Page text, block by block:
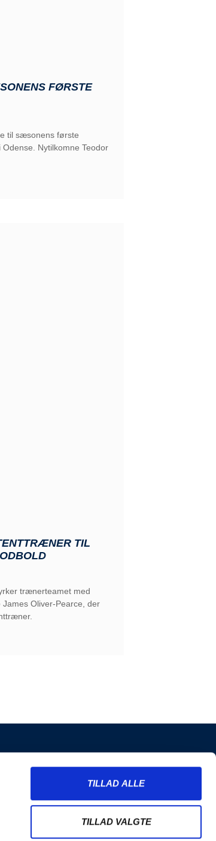
TILLAD ALLE
TILLAD VALGTE
FØRSTE
til sæsonens første
Nytilkomne Teodor
TIL
trænerteamet med
Oliver-Pearce, der